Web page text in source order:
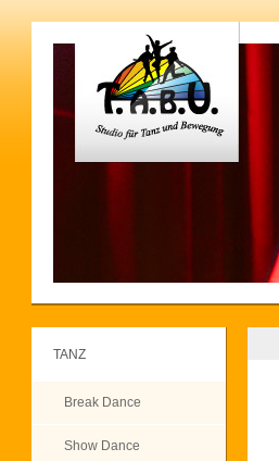
TANZ
Break Dance
Show Dance